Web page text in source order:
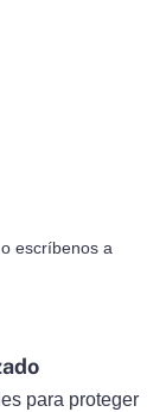
escríbenos a
para proteger